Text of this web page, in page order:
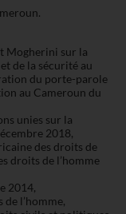
Mogherini sur la
de la sécurité au
du porte-parole
au Cameroun du
unies sur la
2018,
des droits de
droits de l’homme
2014,
l’homme,